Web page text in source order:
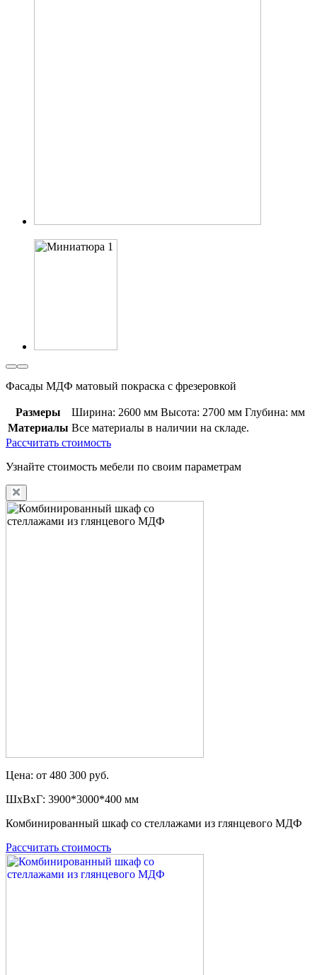
Фасады МДФ матовый покраска с фрезеровкой
Размеры Ширина: 2600 мм Высота: 2700 мм Глубина: мм
Материалы Все материалы в наличии на складе.
Рассчитать стоимость
Узнайте стоимость мебели по своим параметрам
Цена: от 480 300 руб.
ШxВxГ: 3900*3000*400 мм
Комбинированный шкаф со стеллажами из глянцевого МДФ
Рассчитать стоимость